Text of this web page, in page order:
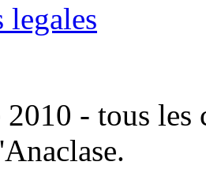
legales
- tous les